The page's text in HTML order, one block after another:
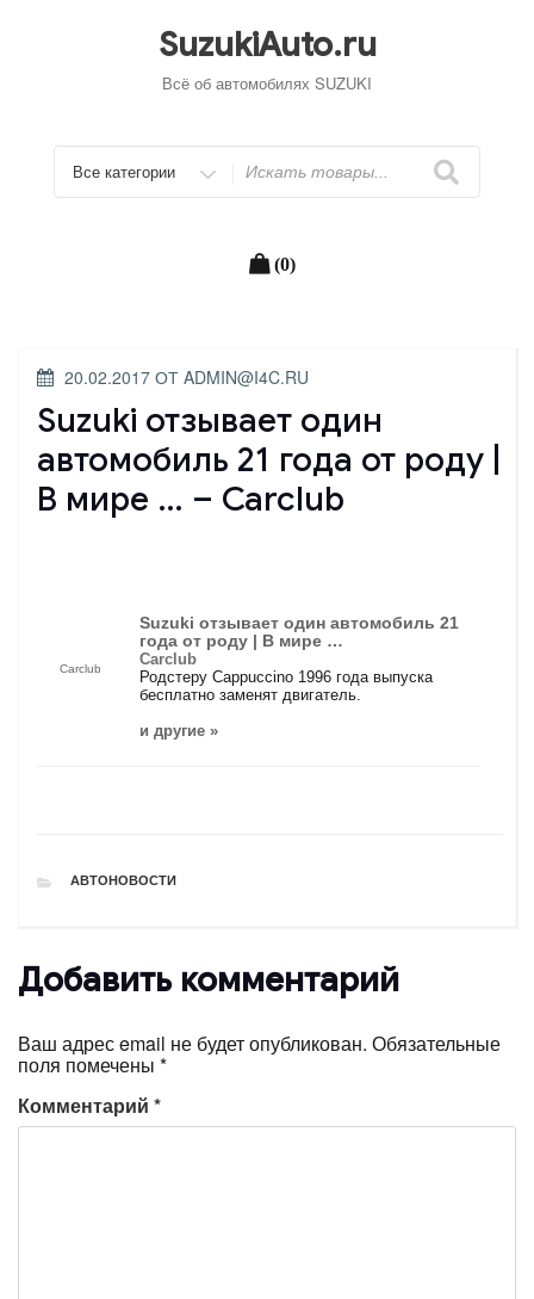
SuzukiAuto.ru
Всё об автомобилях SUZUKI
Искать
(0)
ОПУБЛИКОВАНО
20.02.2017 ОТ ADMIN@I4C.RU
Suzuki отзывает один
автомобиль 21 года от роду |
В мире … – Carclub
Carclub
Suzuki отзывает один автомобиль 21
года от роду | В мире …
Carclub
Родстеру Cappuccino 1996 года выпуска
бесплатно заменят двигатель.
и другие »
РУБРИКИ
АВТОНОВОСТИ
Добавить комментарий
Ваш адрес email не будет опубликован. Обязательные
поля помечены *
Комментарий *